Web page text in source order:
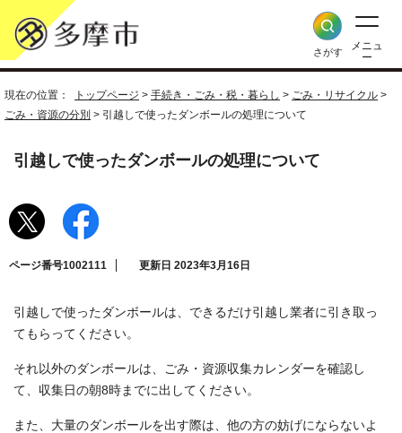
さがす
メニュ
ー
現在の位置： トップページ > 手続き・ごみ・税・暮らし > ごみ・リサイクル >
ごみ・資源の分別 > 引越しで使ったダンボールの処理について
引越しで使ったダンボールの処理について
ページ番号1002111 更新日 2023年3月16日
引越しで使ったダンボールは、できるだけ引越し業者に引き取っ
てもらってください。
それ以外のダンボールは、ごみ・資源収集カレンダーを確認し
て、収集日の朝8時までに出してください。
また、大量のダンボールを出す際は、他の方の妨げにならないよ